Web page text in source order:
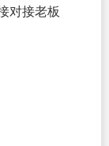
对接老板